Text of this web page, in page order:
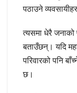
पठाउने
त्यसमा धेरै जनाको
बताउँछन्। यदि
परिवारको पनि
छ।